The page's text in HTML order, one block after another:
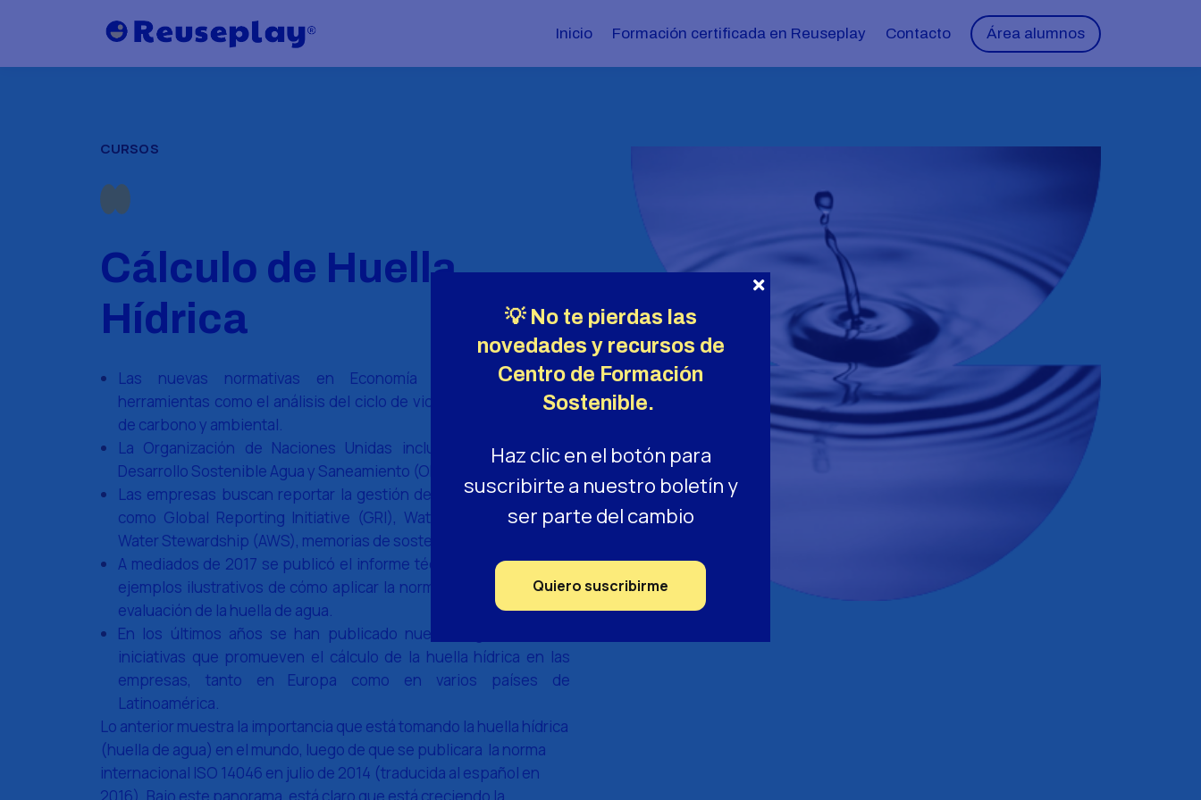
Inicio Formación certificada en Reuseplay Contacto Área alumnos
CURSOS
Cálculo de Huella
Hídrica
Las nuevas normativas en Economía Circular fomentan
herramientas como el análisis del ciclo de vida, la huella de agua,
de carbono y ambiental.
La Organización de Naciones Unidas incluyó el Objetivo de
Desarrollo Sostenible Agua y Saneamiento (ODS Nº 6).
Las empresas buscan reportar la gestión del agua en iniciativas
como Global Reporting Initiative (GRI), Water CDP, Alliance for
Water Stewardship (AWS), memorias de sostenibilidad, etc.
A mediados de 2017 se publicó el informe técnico ISO 14073 con
ejemplos ilustrativos de cómo aplicar la norma ISO 14046 para la
evaluación de la huella de agua.
En los últimos años se han publicado nuevas legislaciones e
iniciativas que promueven el cálculo de la huella hídrica en las
empresas, tanto en Europa como en varios países de
Latinoamérica.
Lo anterior muestra la importancia que está tomando la huella hídrica
(huella de agua) en el mundo, luego de que se publicara la norma
internacional ISO 14046 en julio de 2014 (traducida al español en
💡 No te pierdas las
novedades y recursos de
Centro de Formación
Sostenible.
Haz clic en el botón para
suscribirte a nuestro boletín y
ser parte del cambio
Quiero suscribirme